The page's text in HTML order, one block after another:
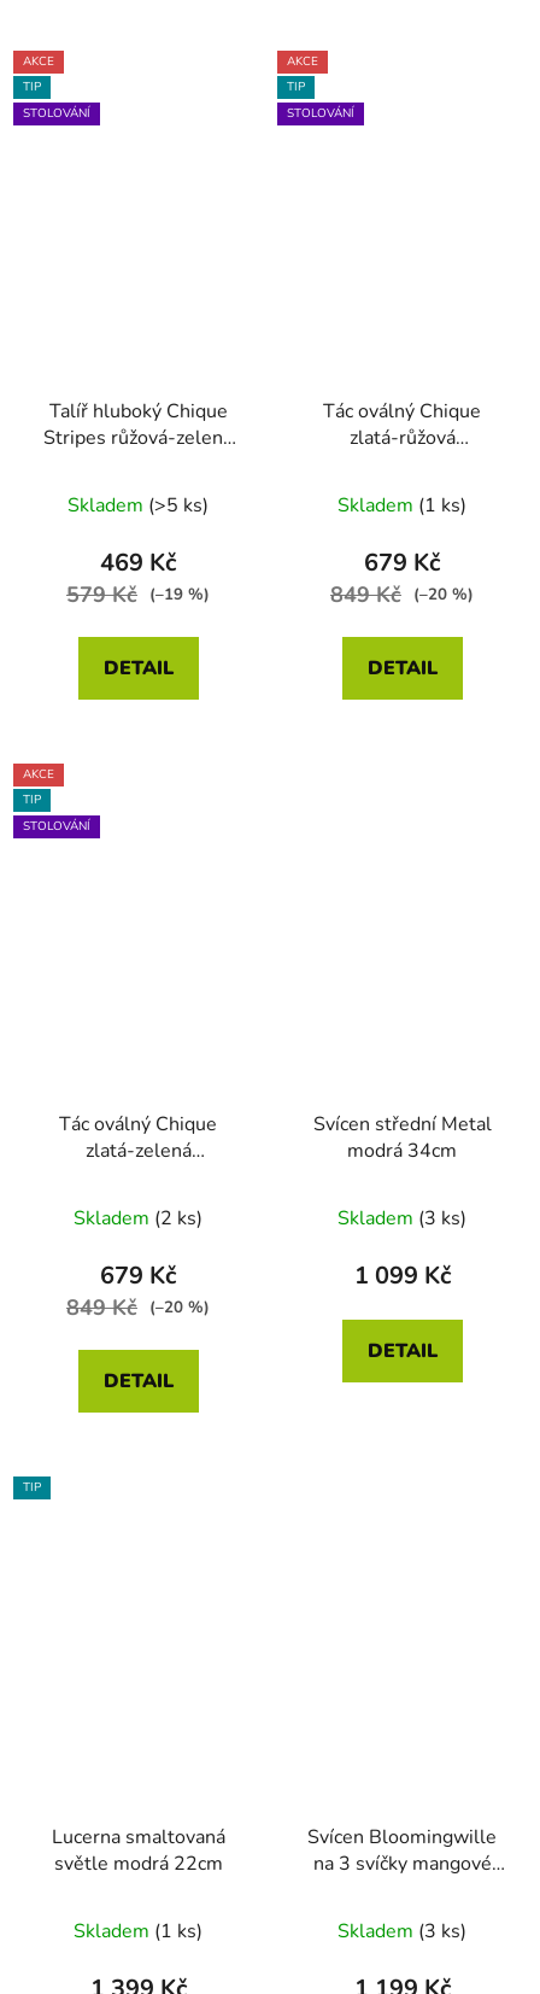
AKCE
TIP
STOLOVÁNÍ
Talíř hluboký Chique
Stripes růžová-zelená
Skladem (>5 ks)
469 Kč
579 Kč (–19 %)
DETAIL
AKCE
TIP
STOLOVÁNÍ
Tác oválný Chique
zlatá-růžová
Skladem (1 ks)
679 Kč
849 Kč (–20 %)
DETAIL
AKCE
TIP
STOLOVÁNÍ
Tác oválný Chique
zlatá-zelená
Skladem (2 ks)
679 Kč
849 Kč (–20 %)
DETAIL
Svícen střední Metal
modrá 34cm
Skladem (3 ks)
1 099 Kč
DETAIL
TIP
Lucerna smaltovaná
světle modrá 22cm
Skladem (1 ks)
Svícen Bloomingwille
na 3 svíčky mangové
Skladem (3 ks)